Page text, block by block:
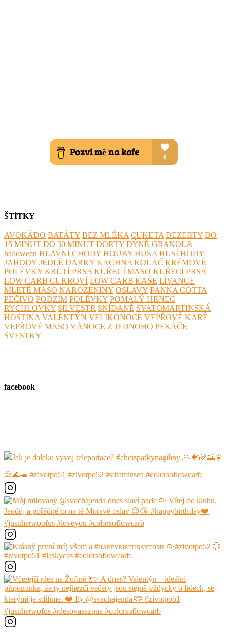
ŠTÍTKY
AVOKÁDO BATÁTY BEZ MLÉKA CUKETA DEZERTY DO
15 MINUT DO 30 MINUT DORTY DÝNĚ GRANOLA
halloween HLAVNÍ CHODY HOUBY HUSA HUSÍ HODY
JAHODY JEDLÉ DÁRKY KACHNA KOLÁČ KRÉMOVÉ
POLÉVKY KRŮTÍ PRSA KUŘECÍ MASO KUŘECÍ PRSA
LOW CARB CUKROVÍ LOW CARB KAŠE LÍVANCE
MLETÉ MASO NAROZENINY OSLAVY PANNA COTTA
PEČIVO PODZIM POLÉVKY POMALÝ HRNEC
RYCHLOVKY SILVESTR SNÍDANĚ SVATOMARTINSKÁ
HOSTINA VALENTÝN VELIKONOCE VEPŘOVÉ KARÉ
VEPŘOVÉ MASO VÁNOCE Z JEDNOHO PEKÁČE
ŠVESTKY
facebook